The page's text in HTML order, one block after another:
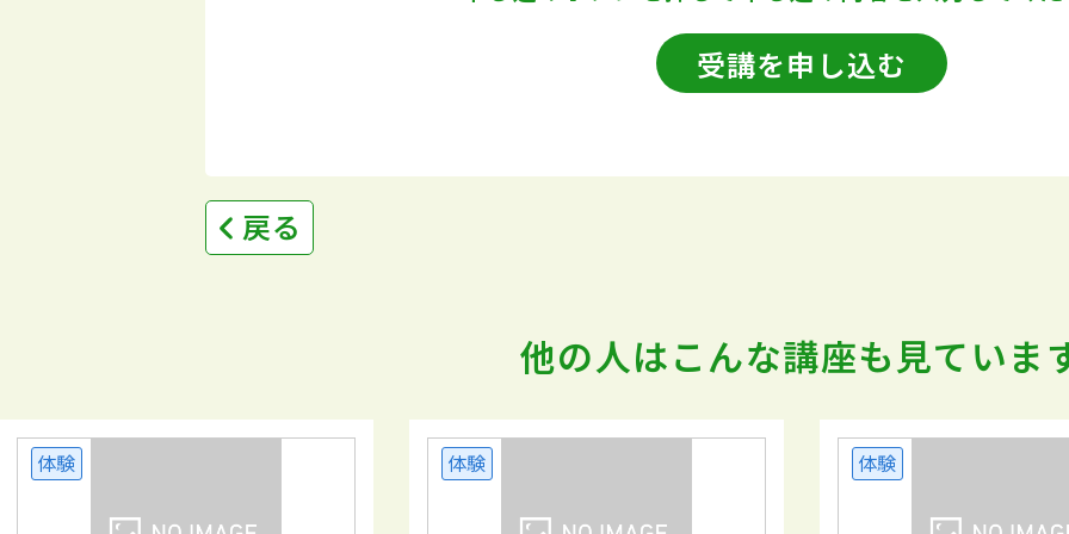
受講を申し込む
戻る
他の人はこんな講座も見ていま
体験 体験 体験